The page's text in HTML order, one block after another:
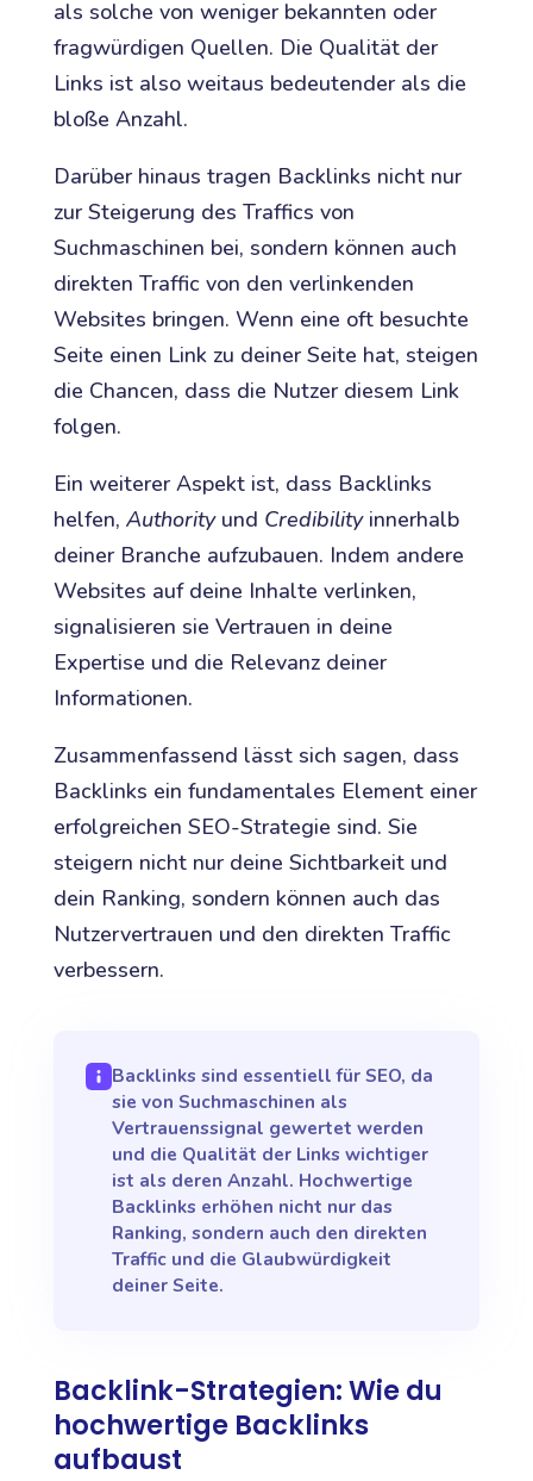
als solche von weniger bekannten oder
fragwürdigen Quellen. Die Qualität der
Links ist also weitaus bedeutender als die
bloße Anzahl.
Darüber hinaus tragen Backlinks nicht nur
zur Steigerung des Traffics von
Suchmaschinen bei, sondern können auch
direkten Traffic von den verlinkenden
Websites bringen. Wenn eine oft besuchte
Seite einen Link zu deiner Seite hat, steigen
die Chancen, dass die Nutzer diesem Link
folgen.
Ein weiterer Aspekt ist, dass Backlinks
helfen, Authorityund Credibilityinnerhalb
deiner Branche aufzubauen. Indem andere
Websites auf deine Inhalte verlinken,
signalisieren sie Vertrauen in deine
Expertise und die Relevanz deiner
Informationen.
Zusammenfassend lässt sich sagen, dass
Backlinks ein fundamentales Element einer
erfolgreichen SEO-Strategie sind. Sie
steigern nicht nur deine Sichtbarkeit und
dein Ranking, sondern können auch das
Nutzervertrauen und den direkten Traffic
verbessern.
Backlinks sind essentiell für SEO, da
sie von Suchmaschinen als
Vertrauenssignal gewertet werden
und die Qualität der Links wichtiger
ist als deren Anzahl. Hochwertige
Backlinks erhöhen nicht nur das
Ranking, sondern auch den direkten
Traffic und die Glaubwürdigkeit
deiner Seite.
Backlink-Strategien: Wie du
hochwertige Backlinks
aufbaust